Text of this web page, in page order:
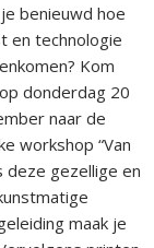
benieuwd hoe
en technologie
Kom
donderdag 20
naar de
workshop “Van
deze gezellige en
maak je